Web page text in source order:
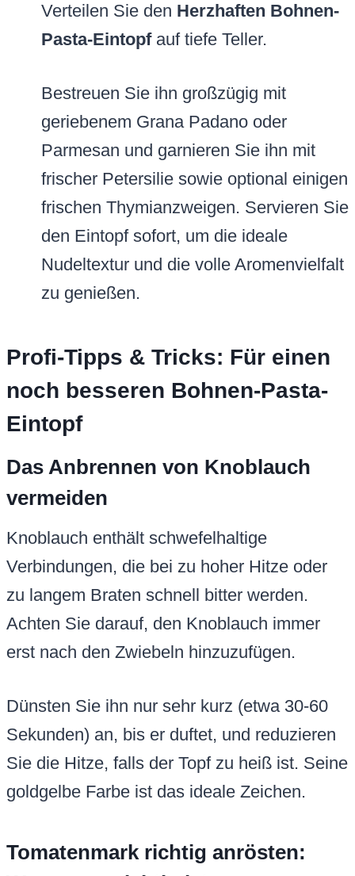
Verteilen Sie den Herzhaften Bohnen-
Pasta-Eintopfauf tiefe Teller.
Bestreuen Sie ihn großzügig mit
geriebenem Grana Padano oder
Parmesan und garnieren Sie ihn mit
frischer Petersilie sowie optional einigen
frischen Thymianzweigen. Servieren Sie
den Eintopf sofort, um die ideale
Nudeltextur und die volle Aromenvielfalt
zu genießen.
Profi-Tipps & Tricks: Für einen
noch besseren Bohnen-Pasta-
Eintopf
Das Anbrennen von Knoblauch
vermeiden
Knoblauch enthält schwefelhaltige
Verbindungen, die bei zu hoher Hitze oder
zu langem Braten schnell bitter werden.
Achten Sie darauf, den Knoblauch immer
erst nach den Zwiebeln hinzuzufügen.
Dünsten Sie ihn nur sehr kurz (etwa 30-60
Sekunden) an, bis er duftet, und reduzieren
Sie die Hitze, falls der Topf zu heiß ist. Seine
goldgelbe Farbe ist das ideale Zeichen.
Tomatenmark richtig anrösten: